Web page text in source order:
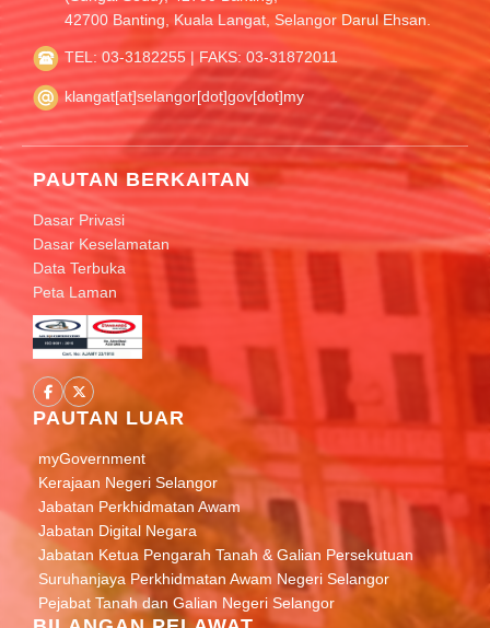
42700 Banting, Kuala Langat, Selangor Darul Ehsan.
TEL: 03-3182255 | FAKS: 03-31872011
klangat[at]selangor[dot]gov[dot]my
PAUTAN BERKAITAN
Dasar Privasi
Dasar Keselamatan
Data Terbuka
Peta Laman
PAUTAN LUAR
myGovernment
Kerajaan Negeri Selangor
Jabatan Perkhidmatan Awam
Jabatan Digital Negara
Jabatan Ketua Pengarah Tanah & Galian Persekutuan
Suruhanjaya Perkhidmatan Awam Negeri Selangor
Pejabat Tanah dan Galian Negeri Selangor